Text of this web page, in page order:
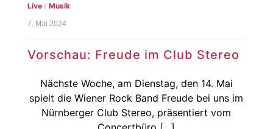
Live/ Musik
7. Mai 2024
Vorschau: Freude im Club Stereo
Nächste Woche, am Dienstag, den 14. Mai
spielt die Wiener Rock Band Freude bei uns im
Nürnberger Club Stereo, präsentiert vom